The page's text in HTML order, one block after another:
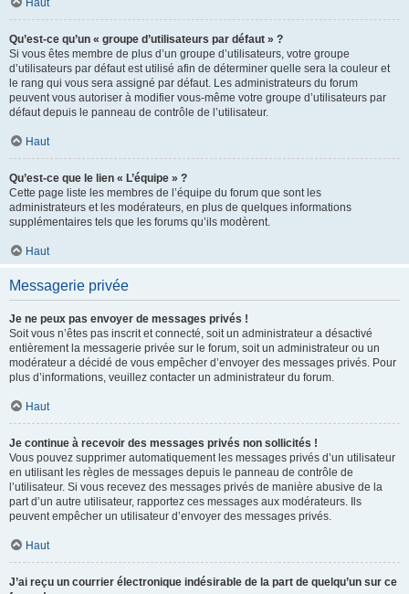
Haut
Qu’est-ce qu’un « groupe d’utilisateurs par défaut » ?
Si vous êtes membre de plus d’un groupe d’utilisateurs, votre groupe
d’utilisateurs par défaut est utilisé afin de déterminer quelle sera la couleur et
le rang qui vous sera assigné par défaut. Les administrateurs du forum
peuvent vous autoriser à modifier vous-même votre groupe d’utilisateurs par
défaut depuis le panneau de contrôle de l’utilisateur.
Haut
Qu’est-ce que le lien « L’équipe » ?
Cette page liste les membres de l’équipe du forum que sont les
administrateurs et les modérateurs, en plus de quelques informations
supplémentaires tels que les forums qu’ils modèrent.
Haut
Messagerie privée
Je ne peux pas envoyer de messages privés !
Soit vous n’êtes pas inscrit et connecté, soit un administrateur a désactivé
entièrement la messagerie privée sur le forum, soit un administrateur ou un
modérateur a décidé de vous empêcher d’envoyer des messages privés. Pour
plus d’informations, veuillez contacter un administrateur du forum.
Haut
Je continue à recevoir des messages privés non sollicités !
Vous pouvez supprimer automatiquement les messages privés d’un utilisateur
en utilisant les règles de messages depuis le panneau de contrôle de
l’utilisateur. Si vous recevez des messages privés de manière abusive de la
part d’un autre utilisateur, rapportez ces messages aux modérateurs. Ils
peuvent empêcher un utilisateur d’envoyer des messages privés.
Haut
J’ai reçu un courrier électronique indésirable de la part de quelqu’un sur ce